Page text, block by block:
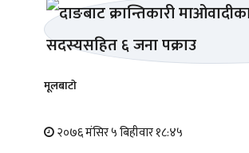
मूलबाटाे
२०७६ मंसिर ५ बिहीवार १८:४५